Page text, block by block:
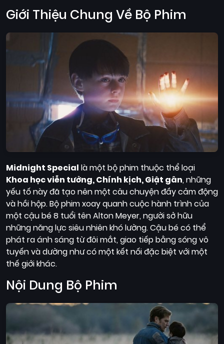
Giới Thiệu Chung Về Bộ Phim
Midnight Special là một bộ phim thuộc thể loại
Khoa học viễn tưởng, Chính kịch, Giật gân, những
yếu tố này đã tạo nên một câu chuyện đầy cảm động
và hồi hộp. Bộ phim xoay quanh cuộc hành trình của
một cậu bé 8 tuổi tên Alton Meyer, người sở hữu
những năng lực siêu nhiên khó lường. Cậu bé có thể
phát ra ánh sáng từ đôi mắt, giao tiếp bằng sóng vô
tuyến và dường như có một kết nối đặc biệt với một
thế giới khác.
Nội Dung Bộ Phim